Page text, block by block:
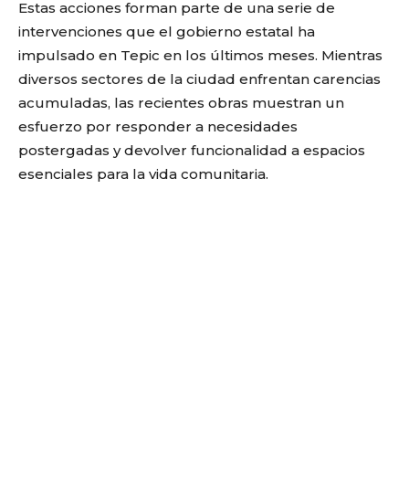
Estas acciones forman parte de una serie de
intervenciones que el gobierno estatal ha
impulsado en Tepic en los últimos meses. Mientras
diversos sectores de la ciudad enfrentan carencias
acumuladas, las recientes obras muestran un
esfuerzo por responder a necesidades
postergadas y devolver funcionalidad a espacios
esenciales para la vida comunitaria.